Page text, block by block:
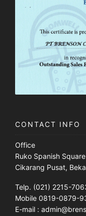
CONTACT INFO
Office
Ruko Spanish
Cikarang Pusat,
Telp. (021) 2215-
Mobile 0819-0879-
E-mail :